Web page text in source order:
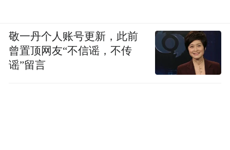
敬一丹个人账号更新，此前
曾置顶网友“不信谣，不传
谣”留言